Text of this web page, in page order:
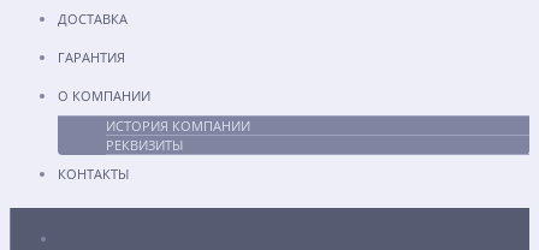
ДОСТАВКА
ГАРАНТИЯ
О КОМПАНИИ
ИСТОРИЯ КОМПАНИИ
РЕКВИЗИТЫ
КОНТАКТЫ